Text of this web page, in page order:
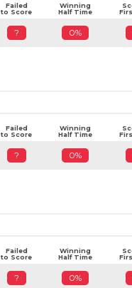
Failed
to Score
Winning
Half Time
? 0%
Failed
to Score
Winning
Half Time
? 0%
Failed
to Score
Winning
Half Time
? 0%